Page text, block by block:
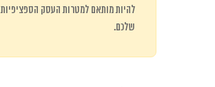
להיות מותאם למטרות העסק הספציפיות
שלכם.